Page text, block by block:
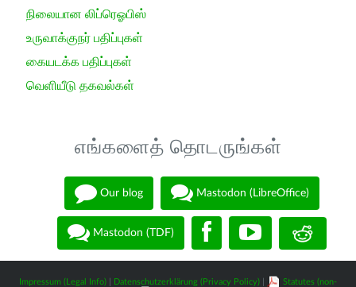
நிலையான லிப்ரெஓபிஸ்
உருவாக்குநர் பதிப்புகள்
கையடக்க பதிப்புகள்
வெளியீடு தகவல்கள்
எங்களைத் தொடருங்கள்
Our blog Mastodon (LibreOffice)
Mastodon (TDF)
Impressum (Legal Info) Datenschutzerklärung (Privacy Policy) Statutes (non-